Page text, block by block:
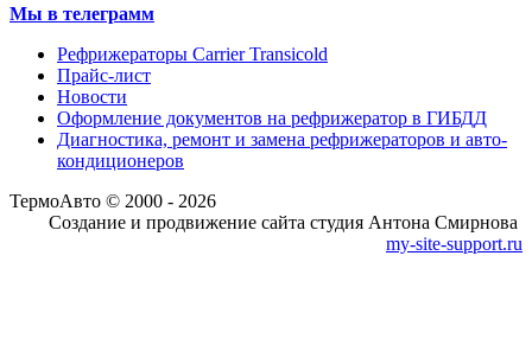
Мы в телеграмм
Рефрижераторы Carrier Transicold
Прайс-лист
Новости
Оформление документов на рефрижератор в ГИБДД
Диагностика, ремонт и замена рефрижераторов и авто-
кондиционеров
ТермоАвто © 2000 - 2026
Создание и продвижение сайта студия Антона Смирнова
my-site-support.ru